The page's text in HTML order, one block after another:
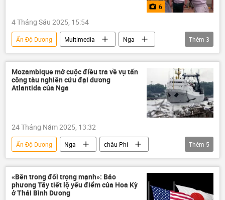
6
4 Tháng Sáu 2025, 15:54
Ấn Độ Dương Multimedia
Nga
Indonesia
Thế giới Hải quân Nga
Thêm 3
Mozambique mở cuộc điều tra về vụ tấn
công tàu nghiên cứu đại dương
Atlantida của Nga
24 Tháng Năm 2025, 13:32
Ấn Độ Dương Nga
châu Phi
Thế giới
thông tin
Báo chí thế giới
Nam Phi
tấn công
Thêm 5
«Bên trong đối trọng mạnh»: Báo
phương Tây tiết lộ yếu điểm của Hoa Kỳ
ở Thái Bình Dương